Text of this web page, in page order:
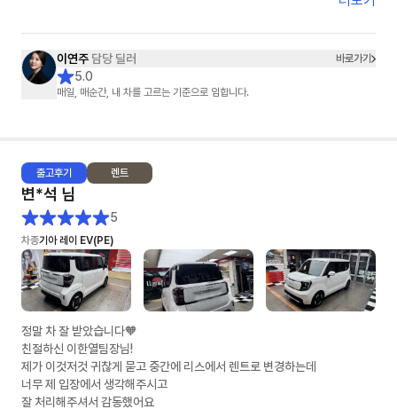
KB캐피탈 사이트에서 견적 받아 보면서 받은 이연주 매니저님의 연락은, 달
콤한 말이 아니었습니다.
진심의 말이었습니다.
차량 소식이 없는 날에도, 단 하루도 빠짐 없이 물어 오는 안부 인사와 지연에
대한 안타까움의 표현은, 그 동안 어떤 분야의 영업사원에게도 느껴 보지 못
한 진한 감동이었습니다.
차량이 인도되는 날에 맞춰 보내 주신, 멋진 선물과 감동의 손 카드,,,
자기 개인 돈 써 가면서 사후 감동까지 선사해 주신 그 정성은 절대 흔하지 않
습니다.
습니다.
훗날 이연주 매니저님이 어떤 기업의 경영자가 되어 크고 좋은 회사를 운영
하는 것을 상상해 보는 것도 절대 무리가 아닐 것입니다.
아는 지인들에게 소문내기 시작했습니다.
이연주 담당 딜러 바로가기
5.0
매일, 매순간, 내 차를 고르는 기준으로 임합니다.
출고후기 렌트
변*석 님
5
차종기아 레이 EV(PE)
정말 차 잘 받았습니다🧡
친절하신 이한열팀장님!
제가 이것저것 귀찮게 묻고 중간에 리스에서 렌트로 변경하는데
너무 제 입장에서 생각해주시고
잘 처리해주셔서 감동했어요